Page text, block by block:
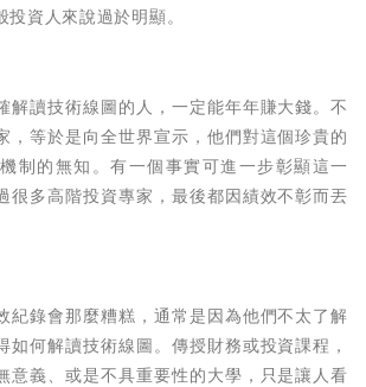
資人來說過於明顯。
解讀技術線圖的人，一定能年年賺大錢。不
，等於是向全世界宣示，他們對這個珍貴的
制的無知。有一個事實可進一步彰顯這一
很多高階投資專家，最後都因績效不彰而丟
紀錄會那麼糟糕，通常是因為他們不太了解
如何解讀技術線圖。傳授財務或投資課程，
意義、或是不具重要性的大學，只是讓人看